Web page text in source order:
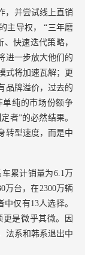
，并尝试线上直销
主导权，“三年磨
快速迭代策略，
进一步放大他们的
式将加速瓦解；更
品牌溢价，过去的
单纯的市场份额争
者”的必然结果。
转型速度，而是中
累计销量为6.1万
万台，在2300万辆
仅有13人选择。
是微乎其微。因
法系和韩系退出中